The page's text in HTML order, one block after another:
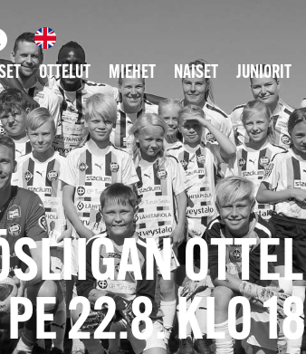
OTTELUT MIEHET NAISET JUNIORIT
PE 22.8. KLO